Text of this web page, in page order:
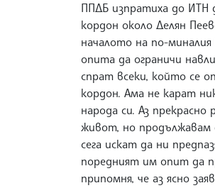
ППДБ изпратиха до ИТН
кордон около Делян
началото на по-миналия
опита да ограничи
спрат всеки, който се
кордон. Ама не карат
народа си. Аз
живот, но продължавам
сега искат да ни
поредният им опит да
припомня, че аз ясно